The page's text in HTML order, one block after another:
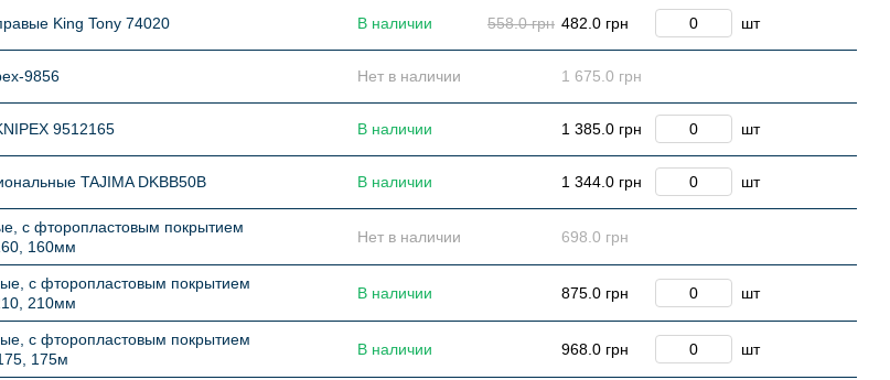
King Tony 74020 В наличии 558.0 грн 482.0 грн шт
9856 Нет в наличии 1 675.0 грн
9512165 В наличии 1 385.0 грн шт
TAJIMA DKBB50B В наличии 1 344.0 грн шт
с фторопластовым покрытием
160мм
Нет в наличии 698.0 грн
с фторопластовым покрытием
210мм
В наличии 875.0 грн шт
с фторопластовым покрытием
175м
В наличии 968.0 грн шт